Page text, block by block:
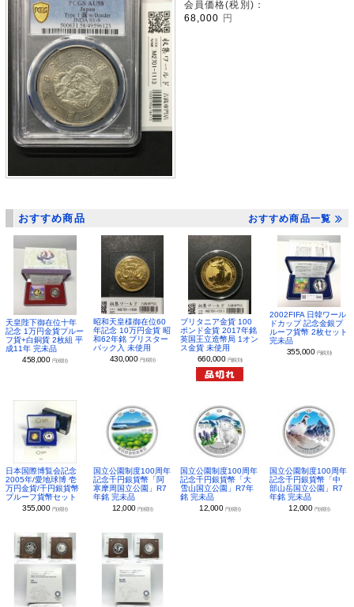
会員価格(税別)：
68,000
円
おすすめ商品 おすすめ商品一覧
天皇陛下御在位十年
記念 1万円金貨プルー
フ貨+白銅貨 2枚組 平
成11年 完未品
458,000 円(税別)
昭和天皇様御在位60
年記念 10万円金貨 昭
和62年銘 ブリスター
パック入 未使用
430,000 円(税別)
ブリタニア金貨 100
ポンド金貨 2017年銘
英国王立造幣局 1オン
ス金貨 未使用
660,000 円(税別)
2002FIFA 日韓ワール
ドカップ 記念金銀プ
ルーフ貨幣 2枚セット
完未品
355,000 円(税別)
日本国際博覧会記念
2005年/愛地球博 壱
万円金貨/千円銀貨幣
プルーフ貨幣セット
355,000 円(税別)
国立公園制度100周年
記念千円銀貨幣「阿
寒摩周国立公園」R7
年銘 完未品
12,000 円(税別)
国立公園制度100周年
記念千円銀貨幣「大
雪山国立公園」R7年
銘 完未品
12,000 円(税別)
国立公園制度100周年
記念千円銀貨幣「中
部山岳国立公園」R7
年銘 完未品
12,000 円(税別)